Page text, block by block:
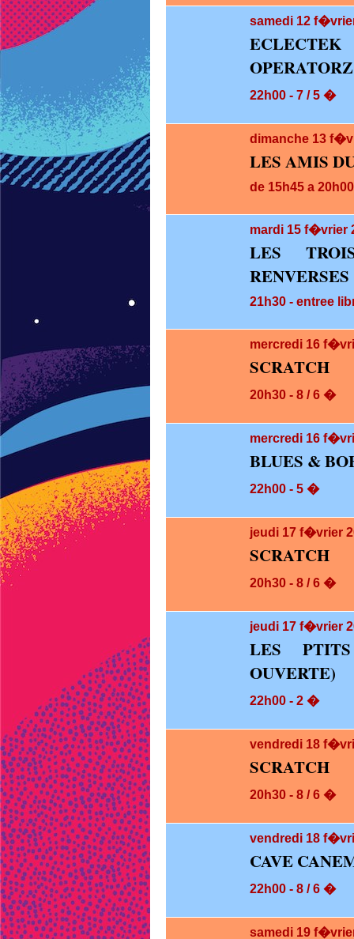
samedi 12
OPERATORZ
22h00 - 7 / 5 �
dimanche 13
LES AMIS
de 15h45 a
mardi 15 f�vrier
LES
RENVERSES
21h30 - entree
mercredi 16
SCRATCH
20h30 - 8 / 6 �
mercredi 16
BLUES &
22h00 - 5 �
jeudi 17 f�vrier
SCRATCH
20h30 - 8 / 6 �
jeudi 17 f�vrier
LES
OUVERTE)
22h00 - 2 �
vendredi 18
SCRATCH
20h30 - 8 / 6 �
vendredi 18
CAVE
22h00 - 8 / 6 �
samedi 19